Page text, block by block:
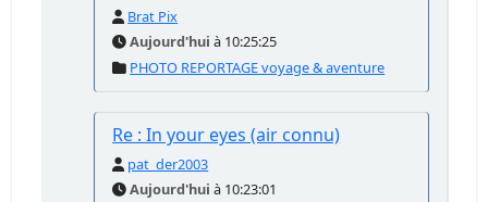
Brat Pix
Aujourd'hui à 10:25:25
PHOTO REPORTAGE voyage & aventure
Re : In your eyes (air connu)
pat_der2003
Aujourd'hui à 10:23:01